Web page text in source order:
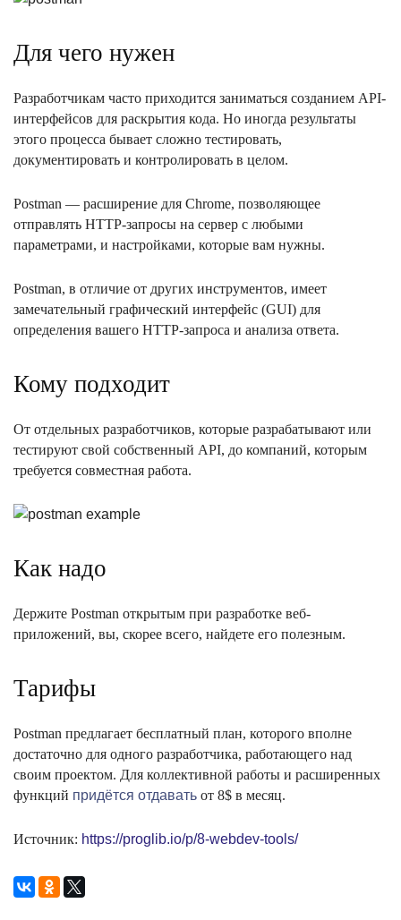
Для чего нужен
Разработчикам часто приходится заниматься созданием API-
интерфейсов для раскрытия кода. Но иногда результаты
этого процесса бывает сложно тестировать,
документировать и контролировать в целом.
Postman — расширение для Chrome, позволяющее
отправлять HTTP-запросы на сервер с любыми
параметрами, и настройками, которые вам нужны.
Postman, в отличие от других инструментов, имеет
замечательный графический интерфейс (GUI) для
определения вашего HTTP-запроса и анализа ответа.
Кому подходит
От отдельных разработчиков, которые разрабатывают или
тестируют свой собственный API, до компаний, которым
требуется совместная работа.
Как надо
Держите Postman открытым при разработке веб-
приложений, вы, скорее всего, найдете его полезным.
Тарифы
Postman предлагает бесплатный план, которого вполне
достаточно для одного разработчика, работающего над
своим проектом. Для коллективной работы и расширенных
функций придётся отдавать от 8$ в месяц.
Источник: https://proglib.io/p/8-webdev-tools/